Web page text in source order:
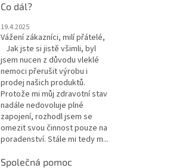
Co dál?
19.4.2025
Vážení zákazníci, milí přátelé,
Jak jste si jistě všimli, byl
jsem nucen z důvodu vleklé
nemoci přerušit výrobu i
prodej našich produktů.
Protože mi můj zdravotní stav
nadále nedovoluje plné
zapojení, rozhodl jsem se
omezit svou činnost pouze na
poradenství. Stále mi tedy m...
Společná pomoc